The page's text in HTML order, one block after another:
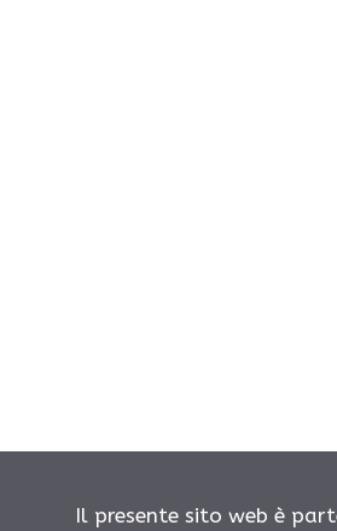
Il presente sito web è